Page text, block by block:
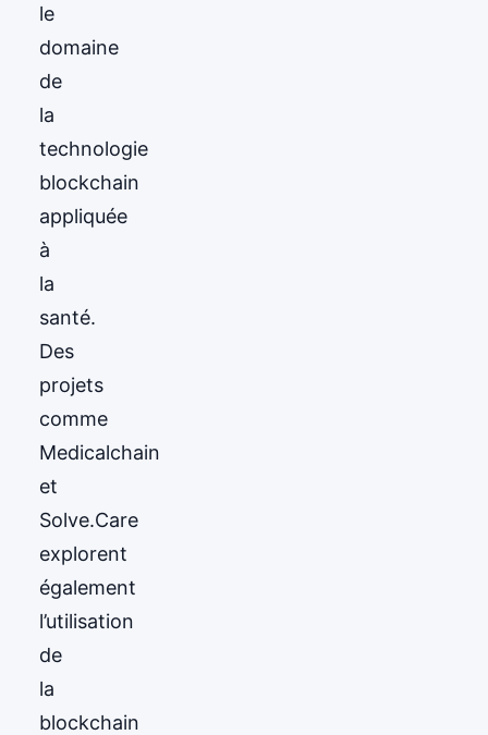
le
domaine
de
la
technologie
blockchain
appliquée
à
la
santé.
Des
projets
comme
Medicalchain
et
Solve.Care
explorent
également
l’utilisation
de
la
blockchain